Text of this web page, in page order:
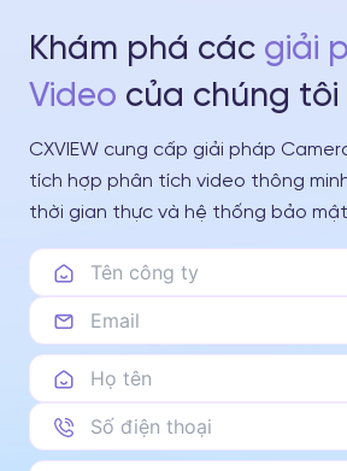
Khám phá các giải
Video của chúng tôi
CXVIEW cung cấp giải pháp
tích hợp phân tích video thông
thời gian thực và hệ thống bảo